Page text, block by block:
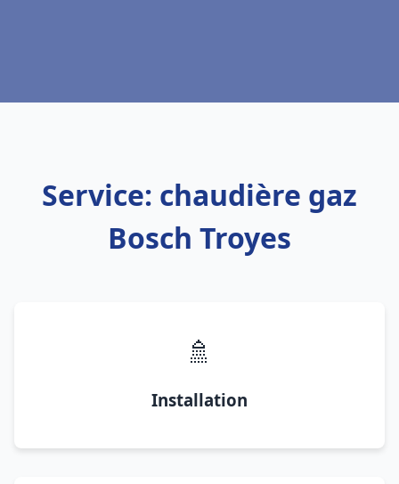
Service: chaudière gaz
Bosch Troyes
🚿
Installation